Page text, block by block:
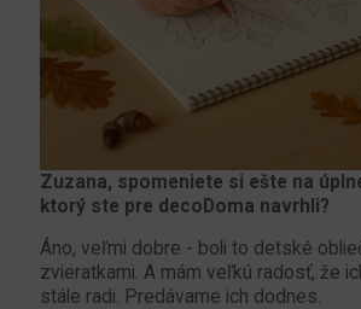
Zuzana, spomeniete si ešte na
ktorý ste pre decoDoma navrhli?
Áno, veľmi dobre - boli to detské
zvieratkami. A mám veľkú radosť, že
stále radi. Predávame ich dodnes.